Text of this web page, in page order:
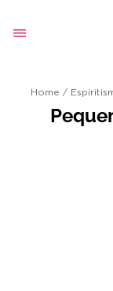
Home /